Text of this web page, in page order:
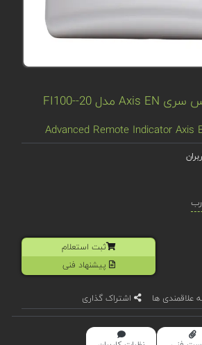
چراغ سر درب ادونس سری Axis EN مدل 20-FI100-
Advanced Remote Indicator Axis
ثبت استعلام
پیشنهاد فنی
علاقمندی ها اشتراک گذاری